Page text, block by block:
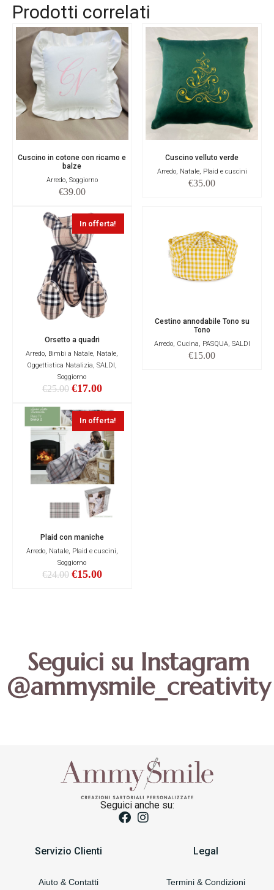
Prodotti correlati
Cuscino in cotone con ricamo e
balze
Arredo, Soggiorno
€39.00
Cuscino velluto verde
Arredo, Natale, Plaid e cuscini
€35.00
In offerta!
Orsetto a quadri
Arredo, Bimbi a Natale, Natale,
Oggettistica Natalizia, SALDI,
Soggiorno
€25.00 €17.00
Cestino annodabile Tono su
Tono
Arredo, Cucina, PASQUA, SALDI
€15.00
In offerta!
Plaid con maniche
Arredo, Natale, Plaid e cuscini,
Soggiorno
€24.00 €15.00
Seguici su Instagram
@ammysmile_creativity
Seguici anche su:
Servizio Clienti
Aiuto & Contatti
Legal
Termini & Condizioni